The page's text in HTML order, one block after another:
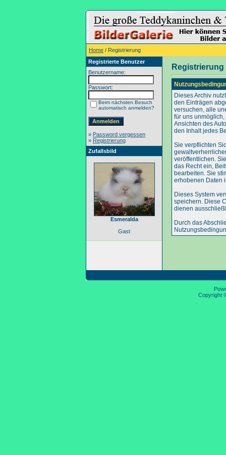
Home / Registrierung
Registrierte Benutzer
Benutzername:
Passwort:
Beim nächsten Besuch
automatisch anmelden?
» Password vergessen
» Registrierung
Zufallsbild
Esmeralda
Gast
Registrierung
Dieses Archiv
den Einträgen
versuchen, alle
für uns
Ansichten des
den Inhalt jedes
Sie verpflichten
veröffentlichen.
das Recht ein,
bearbeiten. Sie
erhobenen Daten
Dieses System
speichern. Diese
dienen
Durch das
Copyright